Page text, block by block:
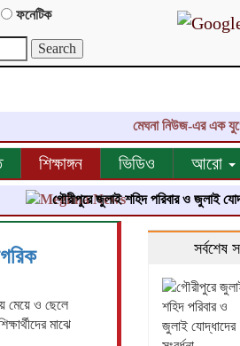
ফনেটিক
মেঘনা নিউজ-এর এক যুগে
শিক্ষাঙ্গন ভিডিও আরো
গৌরীপুরে জুলাই শহিদ পরিবার ও জুলাই যোদ্ধাদের
মেয়ে ও ছেলে
মাঝে
সর্বশেষ